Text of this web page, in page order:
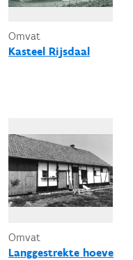
Omvat
Kasteel Rijsdaal
Omvat
Langgestrekte hoeve